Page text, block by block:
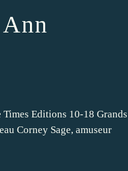
Editions 10-18 Grands
Corney Sage, amuseur